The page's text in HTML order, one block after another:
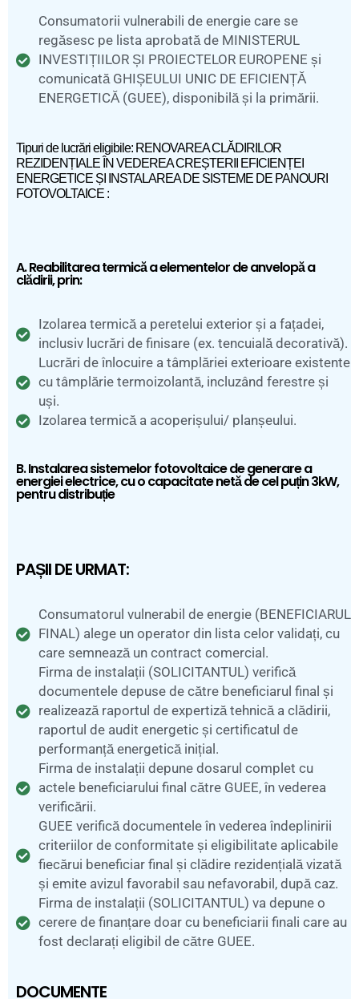
Consumatorii vulnerabili de energie care se
regăsesc pe lista aprobată de MINISTERUL
INVESTIȚIILOR ȘI PROIECTELOR EUROPENE și
comunicată GHIȘEULUI UNIC DE EFICIENȚĂ
ENERGETICĂ (GUEE), disponibilă și la primării.
Tipuri de lucrări eligibile: RENOVAREA CLĂDIRILOR
REZIDENȚIALE ÎN VEDEREA CREȘTERII EFICIENȚEI
ENERGETICE ȘI INSTALAREA DE SISTEME DE PANOURI
FOTOVOLTAICE :
A. Reabilitarea termică a elementelor de anvelopă a
clădirii, prin:
Izolarea termică a peretelui exterior și a fațadei,
inclusiv lucrări de finisare (ex. tencuială decorativă).
Lucrări de înlocuire a tâmplăriei exterioare existente
cu tâmplărie termoizolantă, incluzând ferestre și
uși.
Izolarea termică a acoperișului/ planșeului.
B. Instalarea sistemelor fotovoltaice de generare a
energiei electrice, cu o capacitate netă de cel puțin 3kW,
pentru distribuție
PAȘII DE URMAT:
Consumatorul vulnerabil de energie (BENEFICIARUL
FINAL) alege un operator din lista celor validați, cu
care semnează un contract comercial.
Firma de instalații (SOLICITANTUL) verifică
documentele depuse de către beneficiarul final și
realizează raportul de expertiză tehnică a clădirii,
raportul de audit energetic și certificatul de
performanță energetică inițial.
Firma de instalații depune dosarul complet cu
actele beneficiarului final către GUEE, în vederea
verificării.
GUEE verifică documentele în vederea îndeplinirii
criteriilor de conformitate și eligibilitate aplicabile
fiecărui beneficiar final și clădire rezidențială vizată
și emite avizul favorabil sau nefavorabil, după caz.
Firma de instalații (SOLICITANTUL) va depune o
cerere de finanțare doar cu beneficiarii finali care au
fost declarați eligibil de către GUEE.
DOCUMENTE